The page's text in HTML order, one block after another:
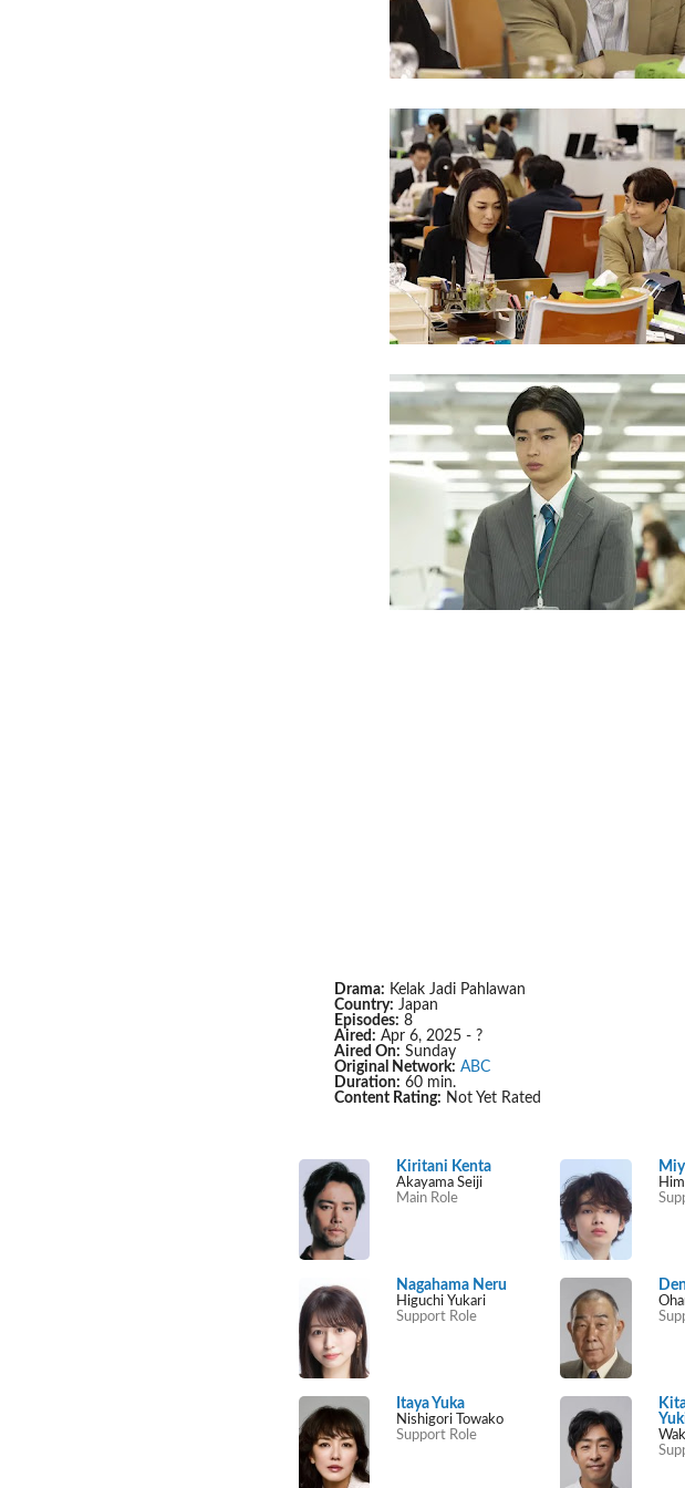
Drama: Kelak Jadi Pahlawan
Country: Japan
Episodes: 8
Aired: Apr 6, 2025 - ?
Aired On: Sunday
Original Network: ABC
Duration: 60 min.
Content Rating: Not Yet Rated
Kiritani Kenta
Akayama Seiji
Main Role
Nagahama Neru
Higuchi Yukari
Support Role
Itaya Yuka
Nishigori Towako
Support Role